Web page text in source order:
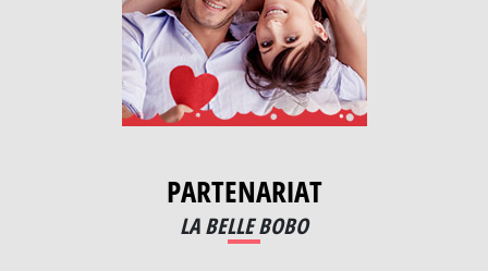
PARTENARIAT
LA BELLE BOBO